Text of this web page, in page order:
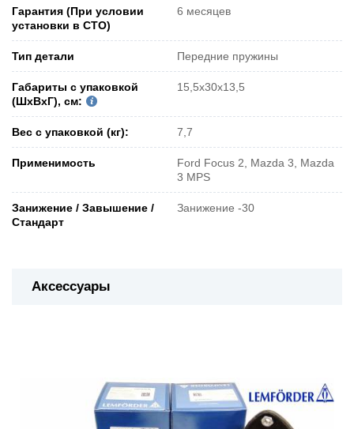
Гарантия (При условии
установки в СТО)
6 месяцев
Тип детали Передние пружины
Габариты с упаковкой
(ШxВxГ), см:
15,5x30x13,5
Вес с упаковкой (кг): 7,7
Применимость
Ford Focus 2, Mazda 3, Mazda
3 MPS
Занижение / Завышение /
Стандарт
Занижение -30
Аксессуары